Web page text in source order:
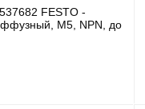
FESTO -
M5, NPN, до